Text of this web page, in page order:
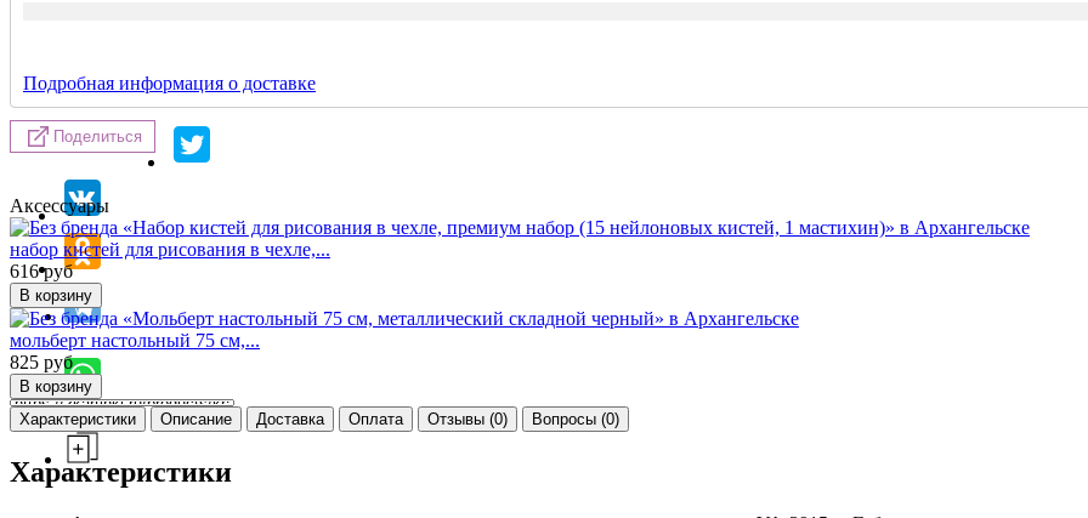
Подробная информация о доставке
Поделиться
Аксессуары
набор кистей для рисования в чехле,...
616 руб
мольберт настольный 75 см,...
825 руб
Характеристики Описание Доставка Оплата Отзывы (0) Вопросы (0)
Характеристики